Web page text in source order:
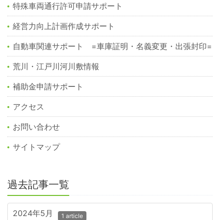
特殊車両通行許可申請サポート
経営力向上計画作成サポート
自動車関連サポート =車庫証明・名義変更・出張封印=
荒川・江戸川河川敷情報
補助金申請サポート
アクセス
お問い合わせ
サイトマップ
過去記事一覧
2024年5月 1 article